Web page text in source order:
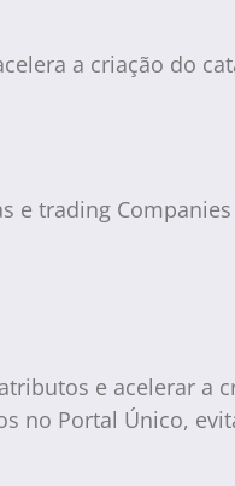
a criação do
e trading
e acelerar a
no Portal Único,